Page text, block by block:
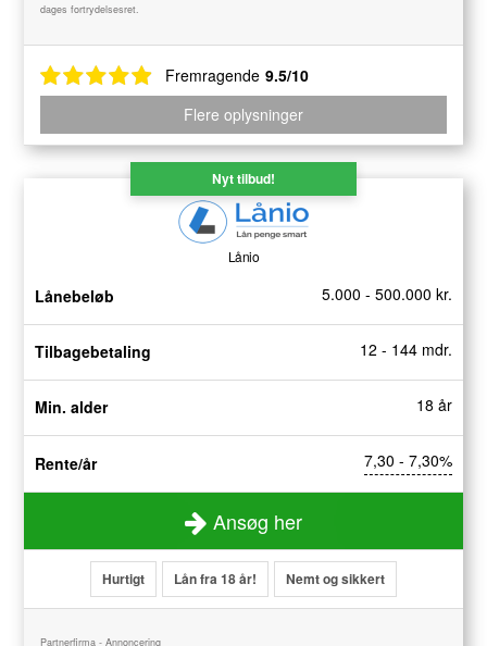
Nyt tilbud!
Lånio
5.000 - 500.000 kr.
Lånebeløb
12 - 144 mdr.
Tilbagebetaling
18 år
Min. alder
7,30 - 7,30%
Rente/år
Ansøg her
Hurtigt Lån fra 18 år! Nemt og sikkert
Partnerfirma - Annoncering
dages fortrydelsesret.
Fremragende 9.5/10
Flere oplysninger